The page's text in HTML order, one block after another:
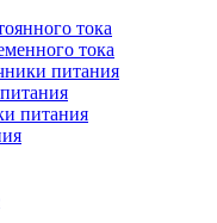
тока
тока
питания
питания